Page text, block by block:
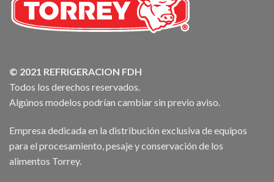
© 2021 REFRIGERACION FDH
Todos los derechos reservados.
Algúnos modelos podrían cambiar sin previo aviso.
Empresa dedicada en la distribución exclusiva de equipos
para el procesamiento, pesaje y conservación de los
alimentos Torrey.